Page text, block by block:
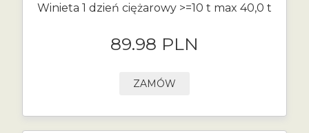
Winieta 1 dzień ciężarowy >=10 t max 40,0 t
89.98 PLN
ZAMÓW